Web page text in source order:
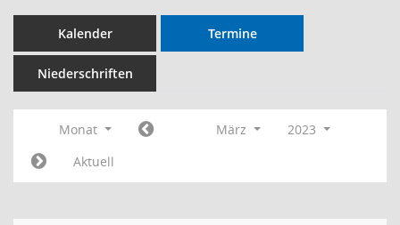
Kalender Termine
Niederschriften
Monat März
2023
Aktuell